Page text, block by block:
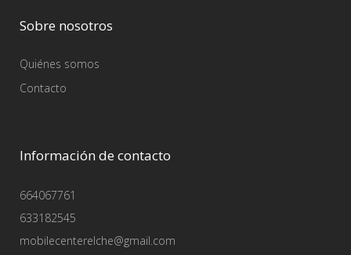
Sobre nosotros
Quiénes somos
Contacto
Información de contacto
664067761
633182545
mobilecenterelche@gmail.com